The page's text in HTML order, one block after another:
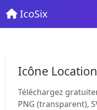
IcoSix
Icône Location
Téléchargez
PNG (transparent),